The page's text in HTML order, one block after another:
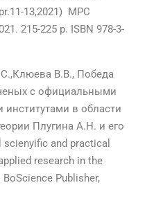
13,2021) MPC
215-225 p. ISBN 978-3-
В.В., Победа
с официальными
в области
Плугина А.Н. и его
and practical
research in the
BoScience Publisher,